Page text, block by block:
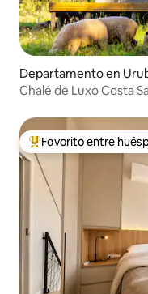
Departamento en
Chalé de Luxo Costa
Favorito entre los
Favorito entre